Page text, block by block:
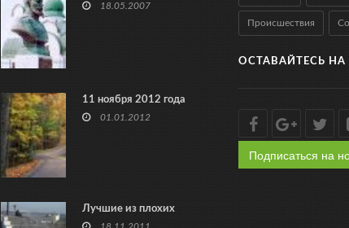
18.05.2007
11 ноября 2012 года
01.01.2012
Лучшие из плохих
Происшествия
ОСТАВАЙТЕСЬ НА
Подписаться на